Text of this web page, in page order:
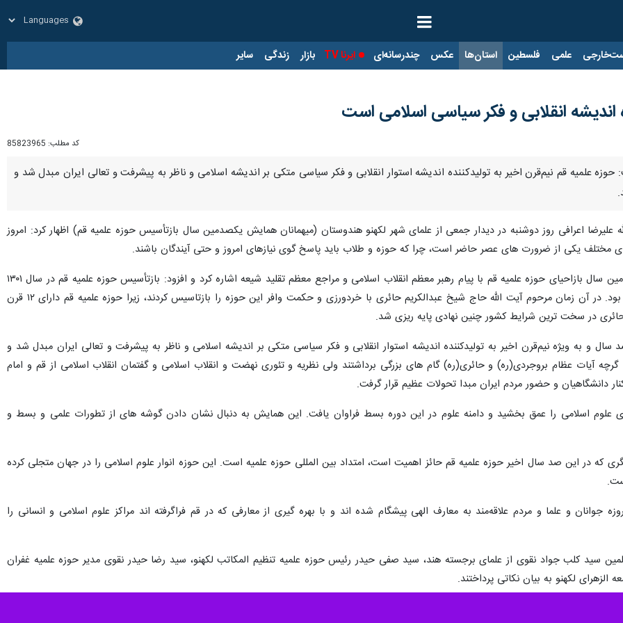
علمی فلسطین استان‌ها عکس چندرسانه‌ای ایرنا TV بازار زندگی سایر
اندیشه انقلابی و فکر سیاسی اسلامی است
کد مطلب: 85823965